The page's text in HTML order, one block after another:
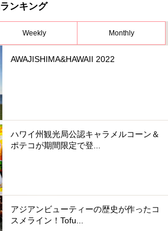
ンキング
Weekly Monthly
AWAJISHIMA&HAWAII 2022
ハワイ州観光局公認キャラメルコーン＆
ポテコが期間限定で登...
アジアンビューティーの歴史が作ったコ
スメライン！Tofu...